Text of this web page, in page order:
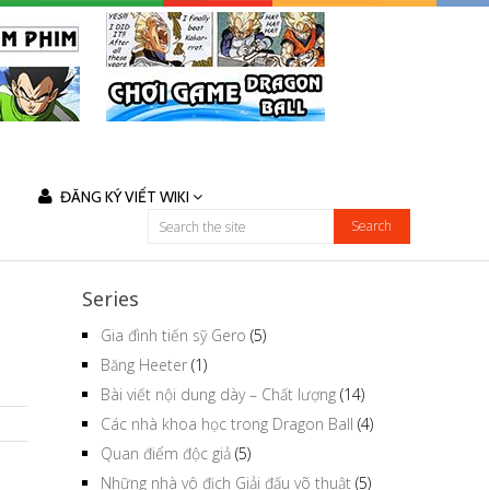
ĐĂNG KÝ VIẾT WIKI
Series
Gia đình tiến sỹ Gero (5)
Băng Heeter (1)
Bài viết nội dung dày – Chất lượng (14)
Các nhà khoa học trong Dragon Ball (4)
Quan điểm độc giả (5)
Những nhà vô địch Giải đấu võ thuật (5)